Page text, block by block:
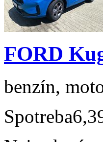
FORD
benzín,
Spotreba